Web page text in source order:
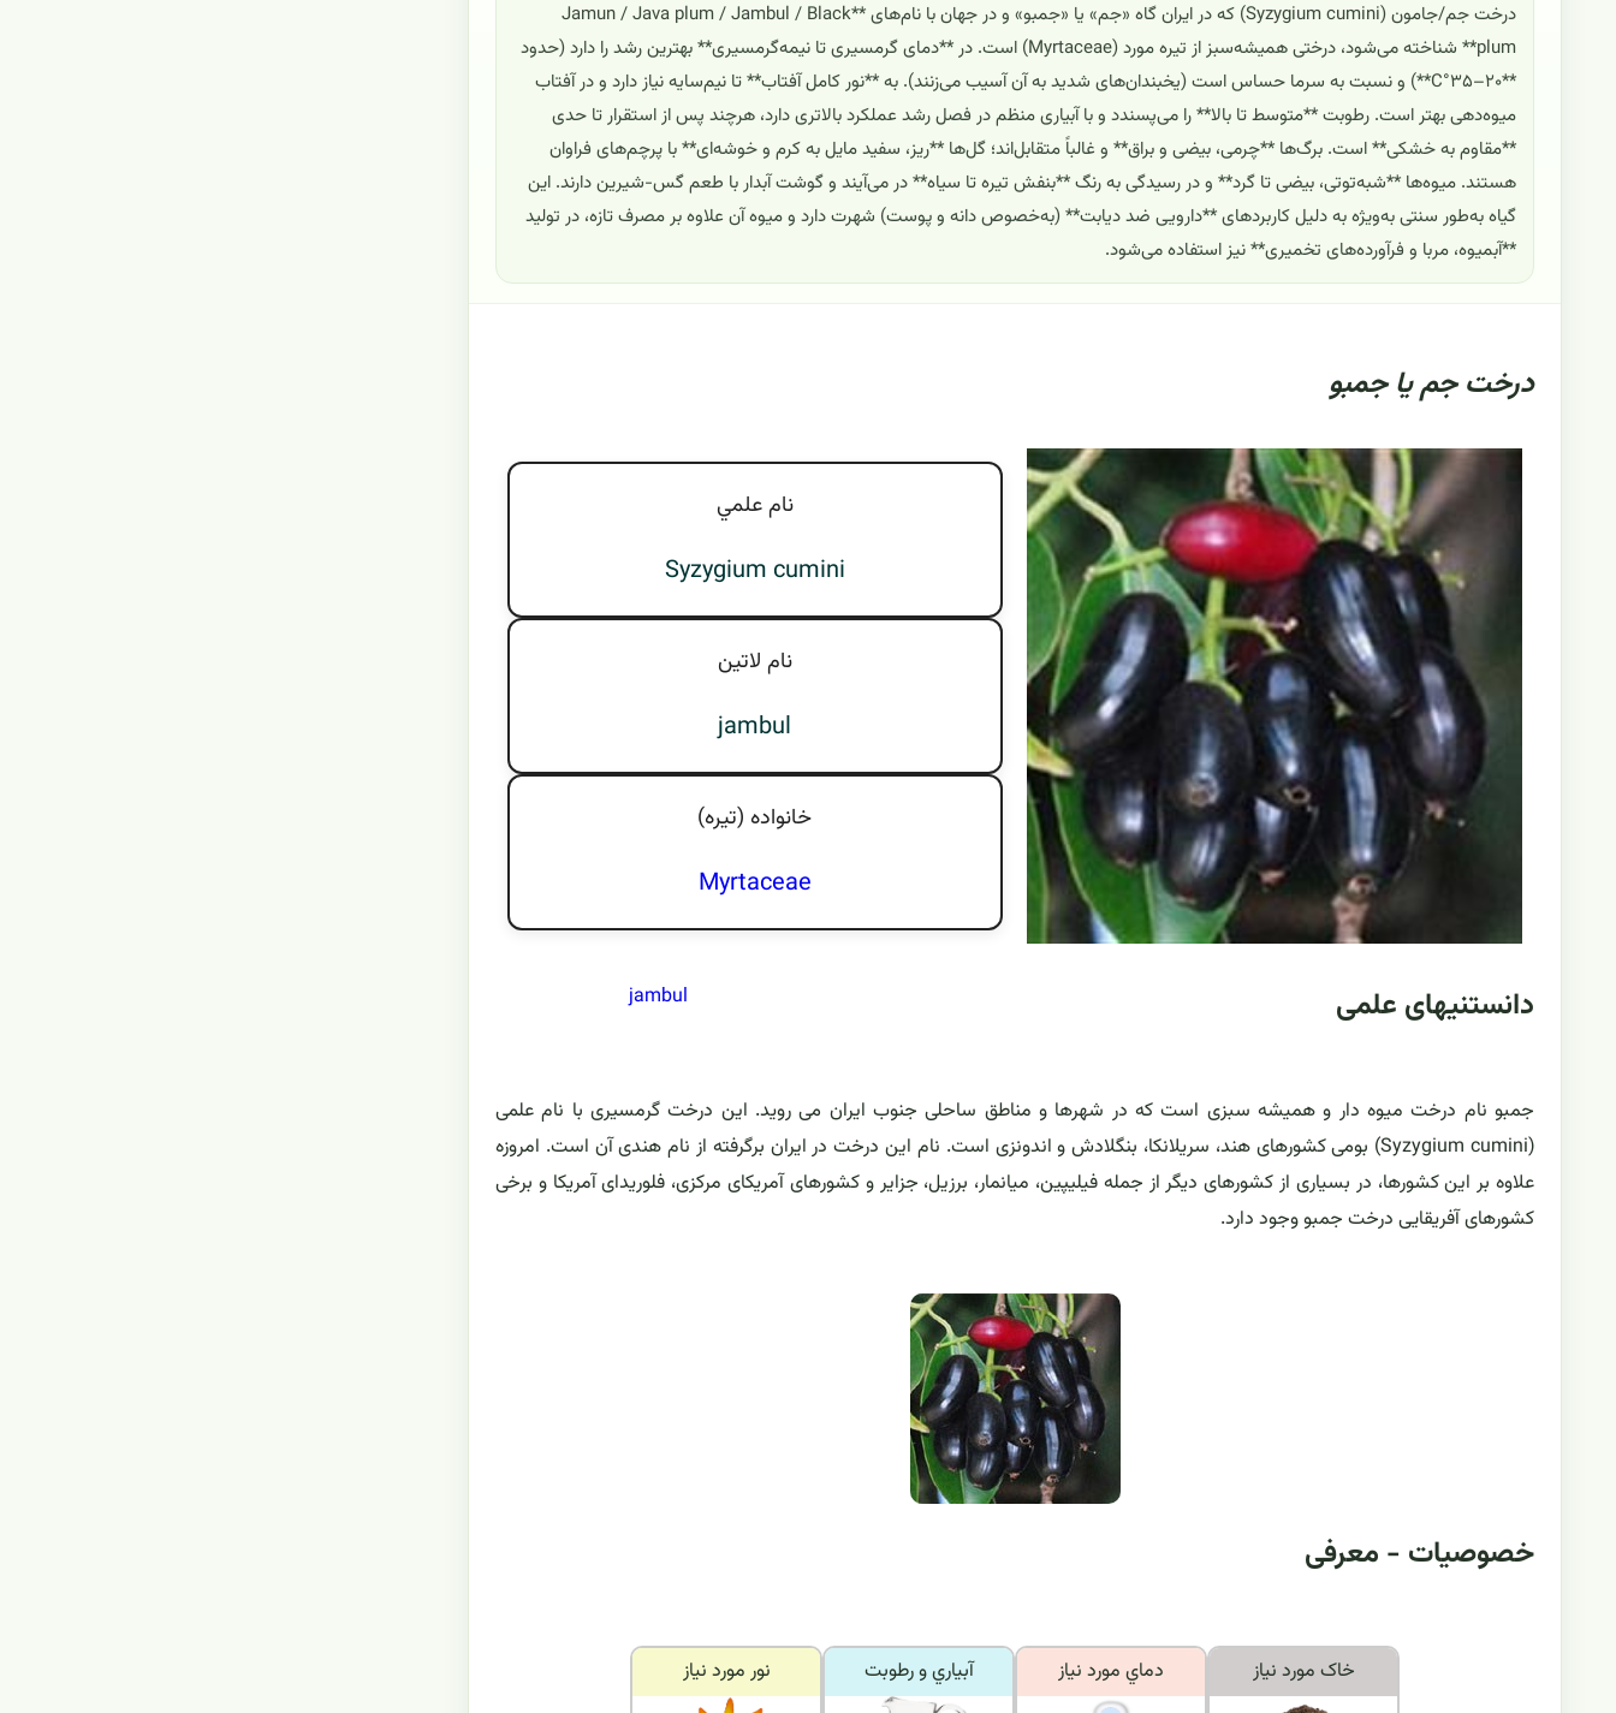
درخت جم/جامون (Syzygium cumini) که در ایران گاه «جم» یا «جمبو» و در جهان با نام‌های **Jamun / Java plum / Jambul / Black
plum** شناخته می‌شود، درختی همیشه‌سبز از تیره مورد (Myrtaceae) است. در **دمای گرمسیری تا نیمه‌گرمسیری** بهترین رشد را دارد (حدود
**۲۰–۳۵°C**) و نسبت به سرما حساس است (یخبندان‌های شدید به آن آسیب می‌زنند). به **نور کامل آفتاب** تا نیم‌سایه نیاز دارد و در آفتاب
میوه‌دهی بهتر است. رطوبت **متوسط تا بالا** را می‌پسندد و با آبیاری منظم در فصل رشد عملکرد بالاتری دارد، هرچند پس از استقرار تا حدی
**مقاوم به خشکی** است. برگ‌ها **چرمی، بیضی و براق** و غالباً متقابل‌اند؛ گل‌ها **ریز، سفید مایل به کرم و خوشه‌ای** با پرچم‌های فراوان
هستند. میوه‌ها **شبه‌توتی، بیضی تا گرد** و در رسیدگی به رنگ **بنفش تیره تا سیاه** در می‌آیند و گوشت آبدار با طعم گس-شیرین دارند. این
گیاه به‌طور سنتی به‌ویژه به دلیل کاربردهای **دارویی ضد دیابت** (به‌خصوص دانه و پوست) شهرت دارد و میوه آن علاوه بر مصرف تازه، در تولید
**آبمیوه، مربا و فرآورده‌های تخمیری** نیز استفاده می‌شود.
درخت جم یا جمبو
نام علمي
Syzygium cumini
نام لاتين
jambul
خانواده (تيره)
Myrtaceae
jambul دانستنیهای علمی
جمبو نام درخت میوه دار و همیشه سبزی است که در شهرها و مناطق ساحلی جنوب ایران می روید. این درخت گرمسیری با نام علمی
(Syzygium cumini) بومی کشورهای هند، سریلانکا، بنگلادش و اندونزی است. نام این درخت در ایران برگرفته از نام هندی آن است. امروزه
علاوه بر این کشورها، در بسیاری از کشورهای دیگر از جمله فیلیپین، میانمار، برزیل، جزایر و کشورهای آمریکای مرکزی، فلوریدای آمریکا و برخی
کشورهای آفریقایی درخت جمبو وجود دارد.
خصوصیات - معرفی
نور مورد نياز آبياري و رطوبت دماي مورد نياز خاک مورد نياز